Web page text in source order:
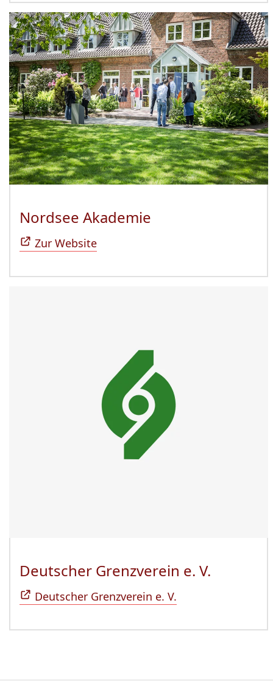
Nordsee Akademie
Zur Website
Deutscher Grenzverein e. V.
Deutscher Grenzverein e. V.